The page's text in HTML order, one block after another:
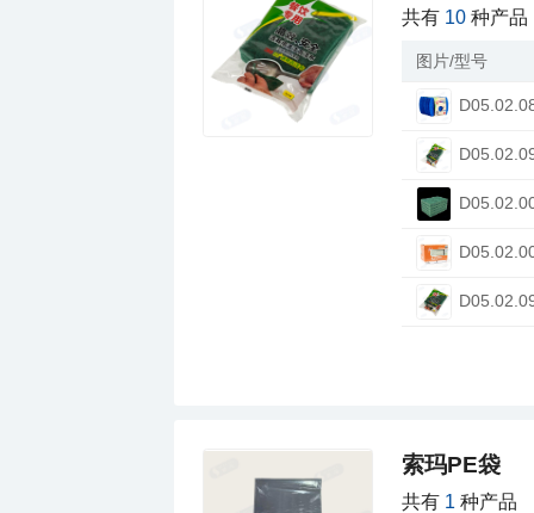
西式快餐杂件类
西式快餐储物盒
西式快餐地台板
西式快餐金属垃
西式快餐防护类
西式快餐玻璃清
西式快餐告示牌
西式快餐铲夹类
共有 10 种产品
图片/型号
索玛PE袋
共有 1 种产品